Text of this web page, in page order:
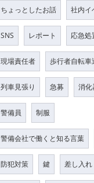
ちょっとしたお話 社内イ
SNS レポート 応急処
現場責任者 歩行者自転車
列車見張り 急募 消化
警備員 制服
警備会社で働くと知る言葉
防犯対策 鍵 差し入れ